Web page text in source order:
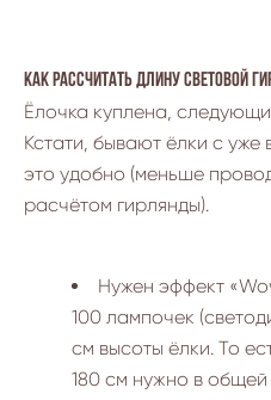
Как рассчитать длину световой
Ёлочка куплена,
Кстати, бывают ёлки с уже
это удобно (меньше
расчётом гирлянды).
Нужен эффект
100 лампочек
см высоты ёлки. То
180 см нужно в